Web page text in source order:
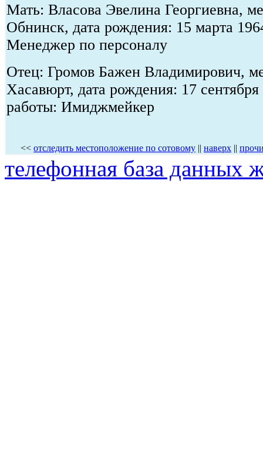
Мать: Власова Эвелина Георгиевна,
Обнинск, дата рождения: 15 марта
Менеджер по персоналу
Отец: Громов Бажен Владимирович,
Хасавюрт, дата рождения: 17
работы: Имиджмейкер
<< отследить местоположение по сотовому || наверх ||
телефонная база данных